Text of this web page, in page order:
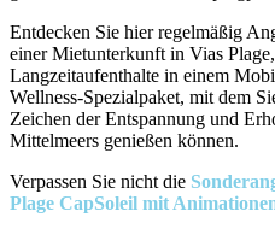
Entdecken Sie hier regelmäßig
einer Mietunterkunft in Vias
Langzeitaufenthalte in einem
Wellness-Spezialpaket, mit dem
Zeichen der Entspannung und
Mittelmeers genießen können.
Verpassen Sie nicht die
Plage CapSoleil mit